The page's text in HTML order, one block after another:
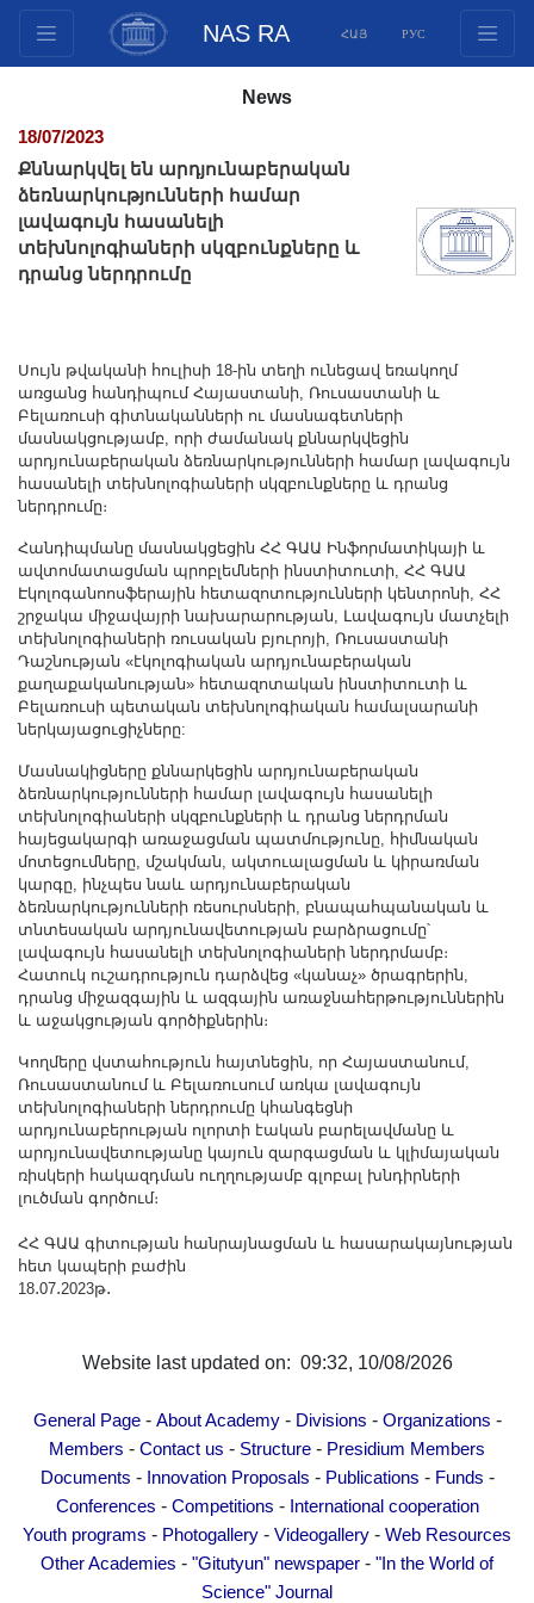
NAS RA ՀԱՅ РУС
Innovation Proposals
Publications
Funds
International cooperation
Youth programs
Photogallery
Videogallery
Web Resources
Other Academies
"Gitutyun" newspaper
"In the World of Science" Journal
Publications in Press
Notices
Anniversaries
Universities
News
Scientific Results
Scientists of the Diaspora
Young Scientist Tribune
Our Honored Figures
Announcements
Sitemap
News
18/07/2023
Քննարկվել են արդյունաբերական
ձեռնարկությունների համար
լավագույն հասանելի
տեխնոլոգիաների սկզբունքները և
դրանց ներդրումը
Սույն թվականի հուլիսի 18-ին տեղի ունեցավ եռակողմ
առցանց հանդիպում Հայաստանի, Ռուսաստանի և
Բելառուսի գիտնականների ու մասնագետների
մասնակցությամբ, որի ժամանակ քննարկվեցին
արդյունաբերական ձեռնարկությունների համար լավագույն
հասանելի տեխնոլոգիաների սկզբունքները և դրանց
ներդրումը։
Հանդիպմանը մասնակցեցին ՀՀ ԳԱԱ Ինֆորմատիկայի և
ավտոմատացման պրոբլեմների ինստիտուտի, ՀՀ ԳԱԱ
Էկոլոգանոոսֆերային հետազոտությունների կենտրոնի, ՀՀ
շրջակա միջավայրի նախարարության, Լավագույն մատչելի
տեխնոլոգիաների ռուսական բյուրոյի, Ռուսաստանի
Դաշնության «էկոլոգիական արդյունաբերական
քաղաքականության» հետազոտական ինստիտուտի և
Բելառուսի պետական տեխնոլոգիական համալսարանի
ներկայացուցիչները:
Մասնակիցները քննարկեցին արդյունաբերական
ձեռնարկությունների համար լավագույն հասանելի
տեխնոլոգիաների սկզբունքների և դրանց ներդրման
հայեցակարգի առաջացման պատմությունը, հիմնական
մոտեցումները, մշակման, ակտուալացման և կիրառման
կարգը, ինչպես նաև արդյունաբերական
ձեռնարկությունների ռեսուրսների, բնապահպանական և
տնտեսական արդյունավետության բարձրացումը՝
լավագույն հասանելի տեխնոլոգիաների ներդրմամբ։
Հատուկ ուշադրություն դարձվեց «կանաչ» ծրագրերին,
դրանց միջազգային և ազգային առաջնահերթություններին
և աջակցության գործիքներին։
Կողմերը վստահություն հայտնեցին, որ Հայաստանում,
Ռուսաստանում և Բելառուսում առկա լավագույն
տեխնոլոգիաների ներդրումը կհանգեցնի
արդյունաբերության ոլորտի էական բարելավմանը և
արդյունավետությանը կայուն զարգացման և կլիմայական
ռիսկերի հակազդման ուղղությամբ գլոբալ խնդիրների
լուծման գործում։
ՀՀ ԳԱԱ գիտության հանրայնացման և հասարակայնության
հետ կապերի բաժին
18․07․2023թ․
Website last updated on: 09:32, 10/08/2026
General Page- About Academy- Divisions - Organizations -
Members - Contact us - Structure - Presidium Members
Documents - Innovation Proposals - Publications - Funds -
Conferences - Competitions - International cooperation
Youth programs - Photogallery - Videogallery - Web Resources
Other Academies - "Gitutyun" newspaper - "In the World of
Science" Journal